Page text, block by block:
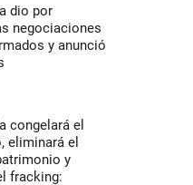
dio por
negociaciones
y anunció
congelará el
eliminará el
y
fracking: